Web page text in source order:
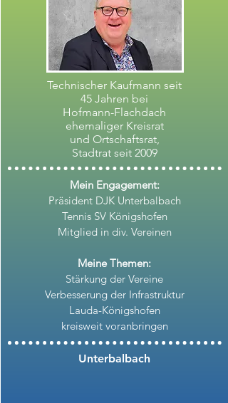
Technischer Kaufmann seit
45 Jahren bei
Hofmann-Flachdach
ehemaliger Kreisrat
und Ortschaftsrat,
Stadtrat seit 2009
Mein Engagement:
Präsident DJK Unterbalbach
Tennis SV Königshofen
Mitglied in div. Vereinen
Meine Themen:
Stärkung der Vereine
Verbesserung der Infrastruktur
Lauda-Königshofen
kreisweit voranbringen
Unterbalbach